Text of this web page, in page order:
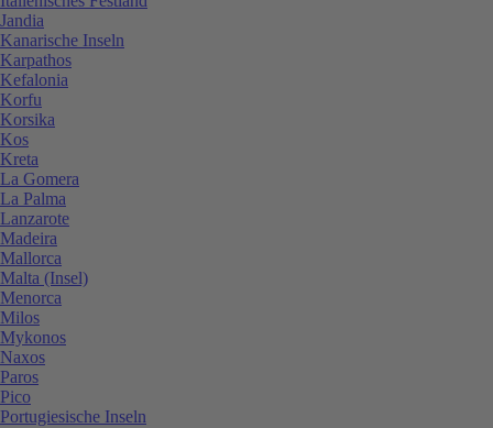
Jandia
Kanarische Inseln
Karpathos
Kefalonia
Korfu
Korsika
Kos
Kreta
La Gomera
La Palma
Lanzarote
Madeira
Mallorca
Malta (Insel)
Menorca
Milos
Mykonos
Naxos
Paros
Pico
Portugiesische Inseln